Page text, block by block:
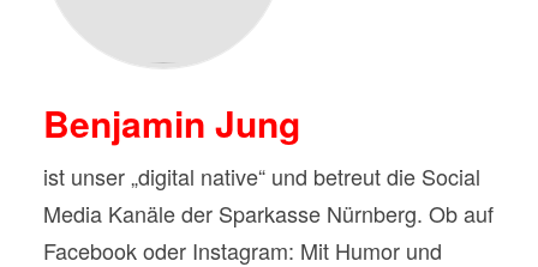
Benjamin Jung
ist unser „digital native“ und betreut die Social
Media Kanäle der Sparkasse Nürnberg. Ob auf
Facebook oder Instagram: Mit Humor und